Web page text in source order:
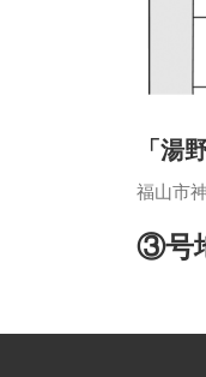
「湯
福山市
③号